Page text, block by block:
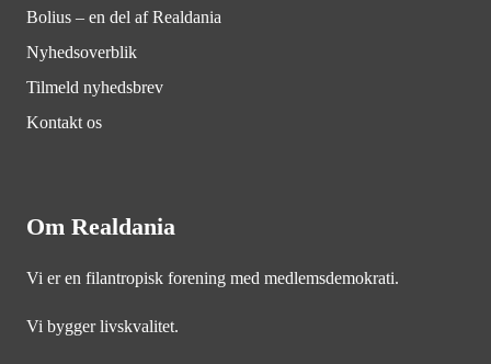
Bolius – en del af Realdania
Nyhedsoverblik
Tilmeld nyhedsbrev
Kontakt os
Om Realdania
Vi er en filantropisk forening med medlemsdemokrati.
Vi bygger livskvalitet.